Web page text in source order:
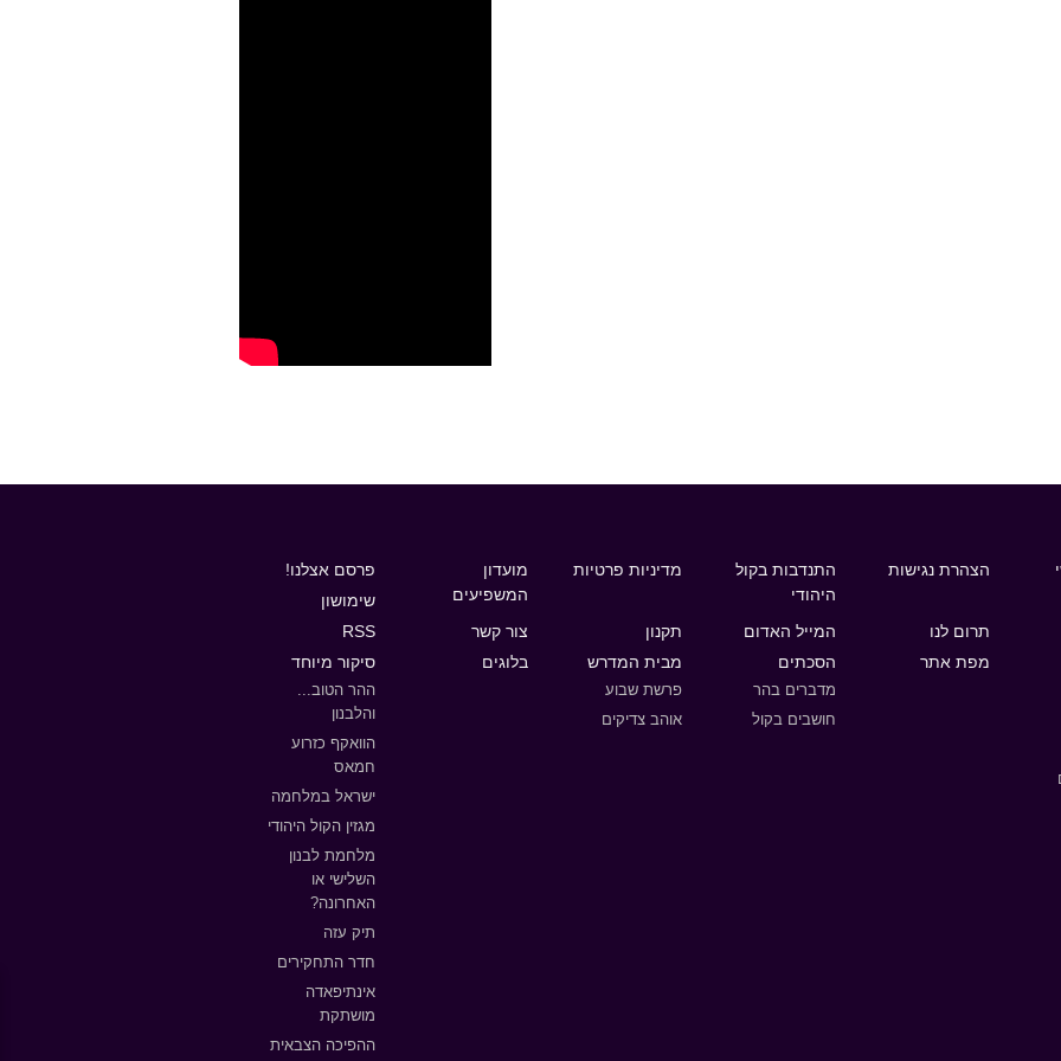
הצהרת נגישות
התנדבות בקול
היהודי
מדיניות פרטיות
מועדון
המשפיעים
פרסם אצלנו!
שימושון
תרום לנו
המייל האדום תקנון צור קשר RSS
מפת אתר הסכתים
מדברים בהר
חושבים בקול
מבית המדרש
פרשת שבוע
אוהב צדיקים
בלוגים סיקור מיוחד
ההר הטוב...
והלבנון
הוואקף כזרוע
חמאס
ישראל במלחמה
מגזין הקול היהודי
מלחמת לבנון
השלישי או
האחרונה?
תיק עזה
חדר התחקירים
אינתיפאדה
מושתקת
ההפיכה הצבאית